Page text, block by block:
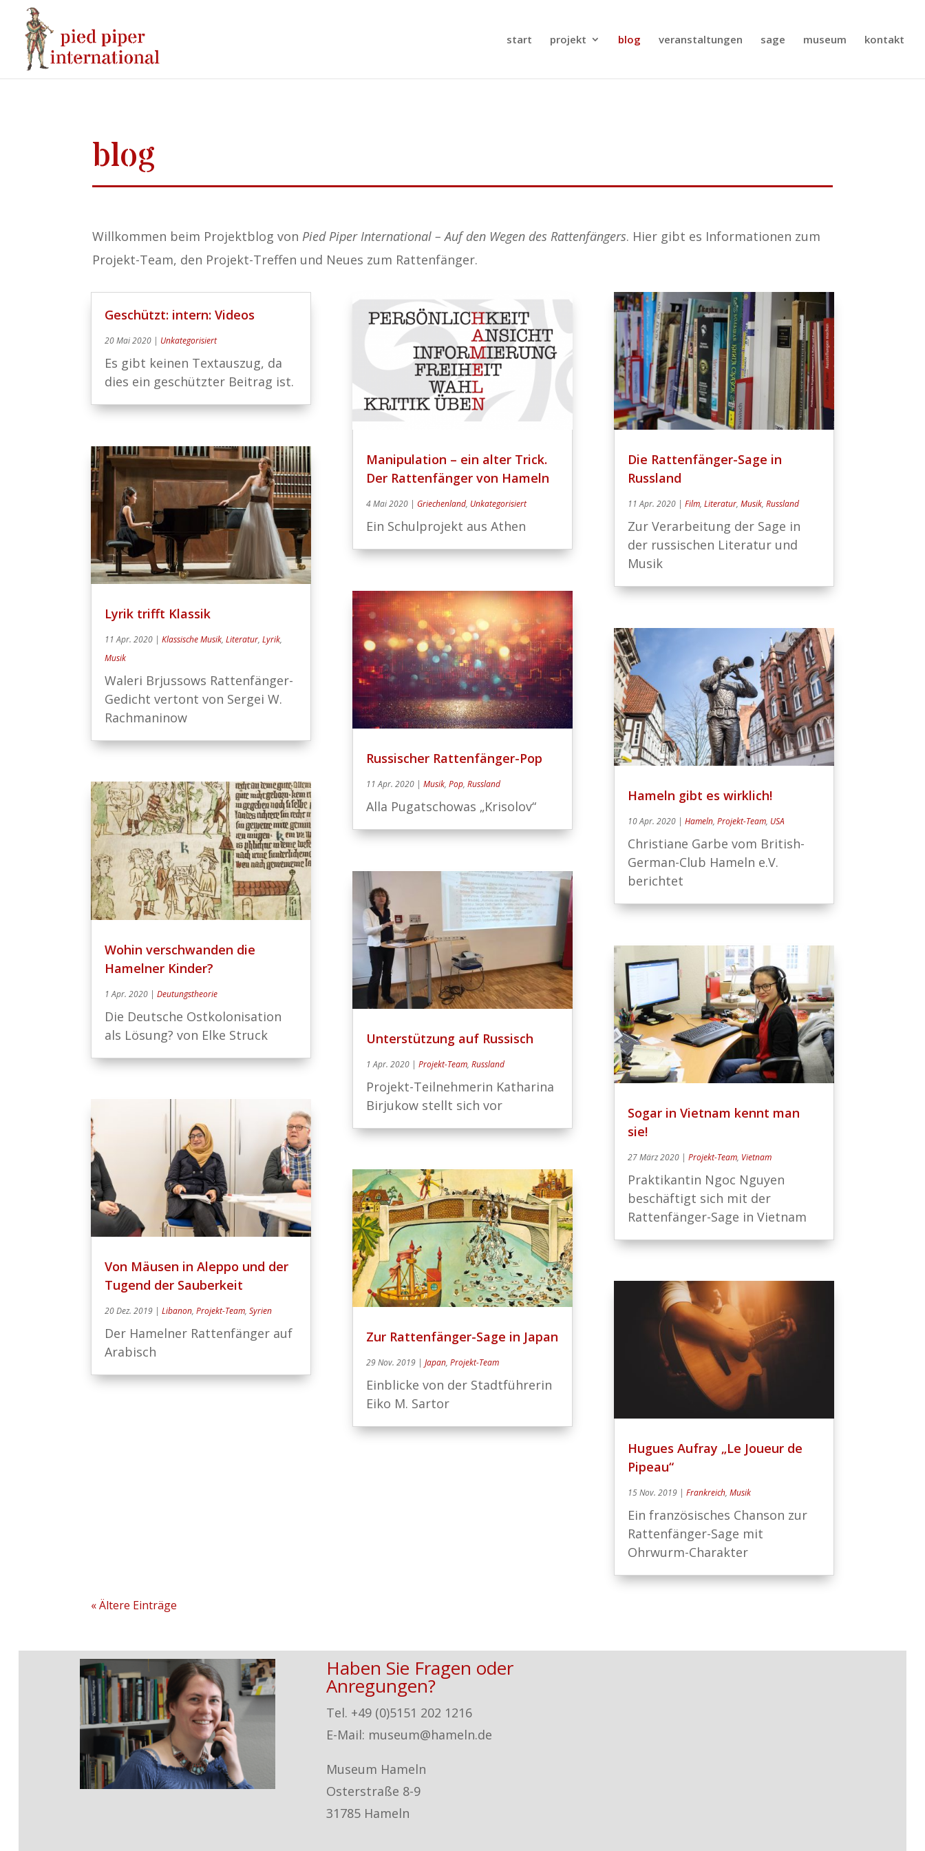
start projekt blog veranstaltungen sage museum kontakt
blog
Willkommen beim Projektblog von Pied Piper International – Auf den Wegen des Rattenfängers. Hier gibt es Informationen zum
Projekt-Team, den Projekt-Treffen und Neues zum Rattenfänger.
Geschützt: intern: Videos
20 Mai 2020 | Unkategorisiert
Es gibt keinen Textauszug, da
dies ein geschützter Beitrag ist.
Lyrik trifft Klassik
11 Apr. 2020 | Klassische Musik, Literatur, Lyrik,
Musik
Waleri Brjussows Rattenfänger-
Gedicht vertont von Sergei W.
Rachmaninow
Wohin verschwanden die
Hamelner Kinder?
1 Apr. 2020 | Deutungstheorie
Die Deutsche Ostkolonisation
als Lösung? von Elke Struck
Von Mäusen in Aleppo und der
Tugend der Sauberkeit
20 Dez. 2019 | Libanon, Projekt-Team, Syrien
Der Hamelner Rattenfänger auf
Arabisch
Manipulation – ein alter Trick.
Der Rattenfänger von Hameln
4 Mai 2020| Griechenland, Unkategorisiert
Ein Schulprojekt aus Athen
Russischer Rattenfänger-Pop
11 Apr. 2020| Musik, Pop, Russland
Alla Pugatschowas „Krisolov“
Unterstützung auf Russisch
1 Apr. 2020| Projekt-Team, Russland
Projekt-Teilnehmerin Katharina
Birjukow stellt sich vor
Zur Rattenfänger-Sage in Japan
29 Nov. 2019| Japan, Projekt-Team
Einblicke von der Stadtführerin
Eiko M. Sartor
Die Rattenfänger-Sage in
Russland
11 Apr. 2020| Film, Literatur, Musik, Russland
Zur Verarbeitung der Sage in
der russischen Literatur und
Musik
Hameln gibt es wirklich!
10 Apr. 2020| Hameln, Projekt-Team, USA
Christiane Garbe vom British-
German-Club Hameln e.V.
berichtet
Sogar in Vietnam kennt man
sie!
27 März 2020| Projekt-Team, Vietnam
Praktikantin Ngoc Nguyen
beschäftigt sich mit der
Rattenfänger-Sage in Vietnam
Hugues Aufray „Le Joueur de
Pipeau“
15 Nov. 2019| Frankreich, Musik
Ein französisches Chanson zur
Rattenfänger-Sage mit
Ohrwurm-Charakter
« Ältere Einträge
Haben Sie Fragen oder
Anregungen?
Tel. +49 (0)5151 202 1216
E-Mail: museum@hameln.de
Museum Hameln
Osterstraße 8-9
31785 Hameln